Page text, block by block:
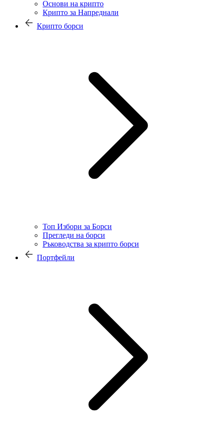
Основи на крипто
Крипто за Напреднали
Крипто борси
Топ Избори за Борси
Прегледи на борси
Ръководства за крипто борси
Портфейли